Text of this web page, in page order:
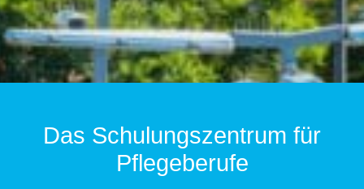
Das Schulungszentrum für
Pflegeberufe